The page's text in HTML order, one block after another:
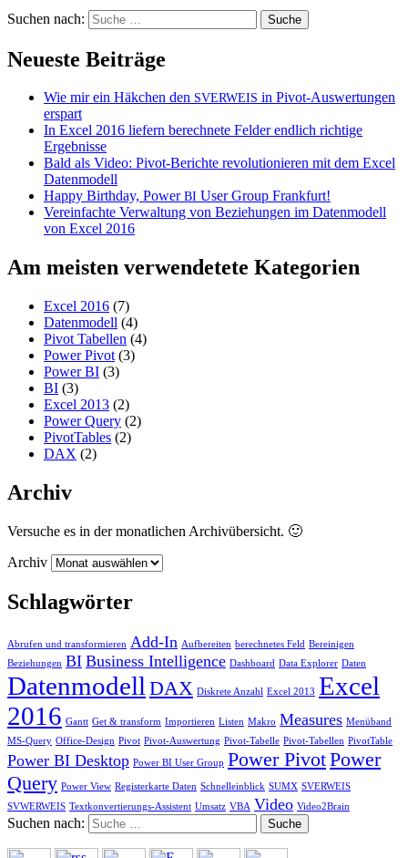
Suchen nach:
Neueste Beiträge
Wie mir ein Häkchen den SVERWEIS in Pivot-Auswertungen
erspart
In Excel 2016 liefern berechnete Felder endlich richtige
Ergebnisse
Bald als Video: Pivot-Berichte revolutionieren mit dem Excel
Datenmodell
Happy Birthday, PowerBI User Group Frankfurt!
Vereinfachte Verwaltung von Beziehungen im Datenmodell
von Excel 2016
Am meisten verwendetete Kategorien
Excel 2016 (7)
Datenmodell (4)
Pivot Tabellen (4)
Power Pivot (3)
Power BI (3)
BI (3)
Excel 2013 (2)
Power Query (2)
PivotTables (2)
DAX (2)
Archiv
Versuche es in der monatlichen Archivübersicht. 🙂
Archiv
Schlagwörter
Abrufen und transformieren Add-In Aufbereiten berechnetes Feld Bereinigen
Beziehungen BI Business Intelligence Dashboard Data Explorer Daten
Datenmodell DAX Diskrete Anzahl Excel 2013 Excel
2016 Gantt Get & transform Importieren Listen Makro Measures Menüband
MS-Query Office-Design Pivot Pivot-Auswertung Pivot-Tabelle Pivot-Tabellen PivotTable
Power BI Desktop Power BI User Group Power PivotPower
Query Power View Registerkarte Daten Schnelleinblick SUMX SVERWEIS
SVWERWEIS Textkonvertierungs-Assistent Umsatz VBA Video Video2Brain
Suchen nach: